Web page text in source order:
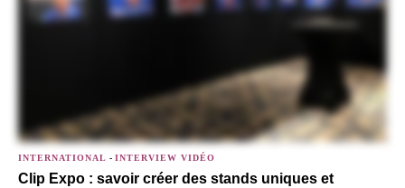
INTERNATIONAL - INTERVIEW VIDÉO
Clip Expo : savoir créer des stands uniques et